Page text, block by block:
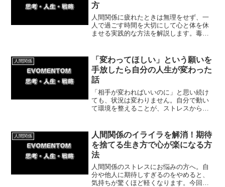
方
人間関係に疲れたときは無理をせず、一
人で過ごす時間を大切にして心と体を休
ませる実践的な方法を解説します。毒親
え方と今日からできる簡単な一歩を紹介
します。
人間関係
「変わってほしい」という願いを
手放したら自分の人生が変わった
話
「相手が変わればいいのに」と思い続け
ても、状況は変わりません。自分で動い
て環境を整えることが、ストレスから抜
法を紹介していきます。
人間関係
人間関係のイライラを解消！期待
を捨てる生き方で心が楽になる方
法
人間関係のストレスにお悩みの方へ。自
分や他人に期待しすぎるのをやめると、
気持ちが驚くほど軽くなります。今回